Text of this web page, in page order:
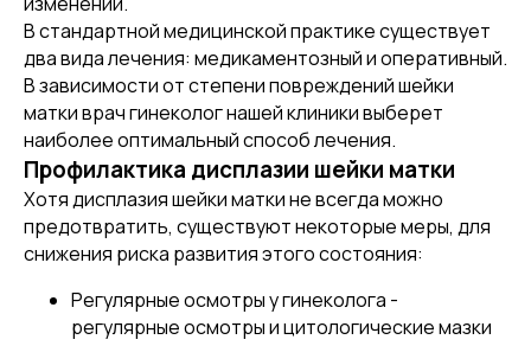
В стандартной медицинской практике существует
два вида лечения: медикаментозный и оперативный.
В зависимости от степени повреждений шейки
матки врач гинеколог нашей клиники выберет
наиболее оптимальный способ лечения.
Профилактика дисплазии шейки матки
Хотя дисплазия шейки матки не всегда можно
предотвратить, существуют некоторые меры, для
снижения риска развития этого состояния:
Регулярные осмотры у гинеколога -
регулярные осмотры и цитологические мазки
Качественная медицинская
помощь в один клик!
Оставьте свои данные и мы свяжемся
с вами в ближайшее время для записи или
консультации по интересующему вопросу
Даю согласие на обработку персональных данных